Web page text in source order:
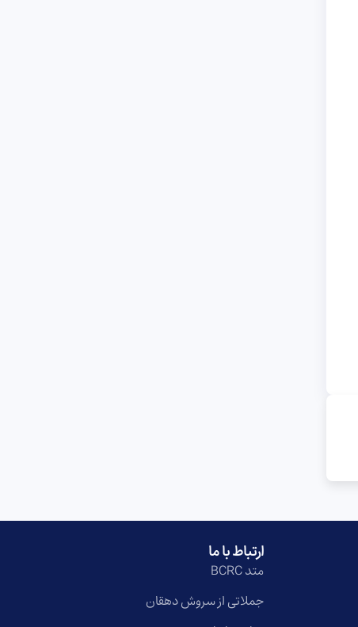
ارتباط با ما
متد BCRC
جملاتی از سروش دهقان